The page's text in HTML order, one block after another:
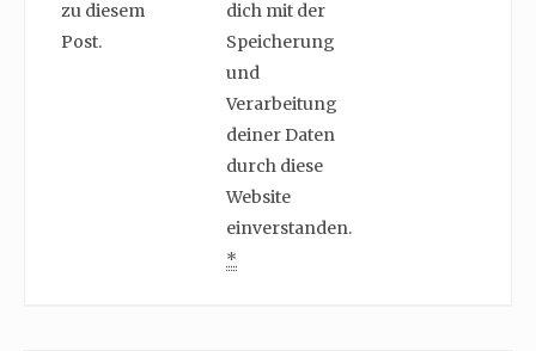
zu diesem
Post.
dich mit der
Speicherung
und
Verarbeitung
deiner Daten
durch diese
Website
einverstanden.
*